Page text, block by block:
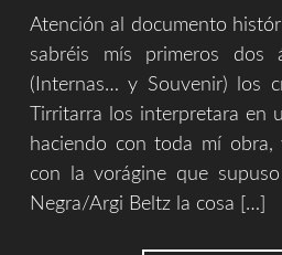
Atención al documento
sabréis mís primeros dos
(Internas… y Souvenir) los
Tirritarra los interpretara en
haciendo con toda mí
con la vorágine que
Negra/Argi Beltz la cosa […]